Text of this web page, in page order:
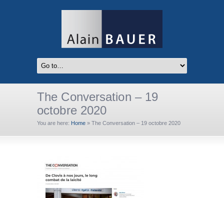
The Conversation – 19
octobre 2020
You are here: Home » The Conversation – 19 octobre 2020